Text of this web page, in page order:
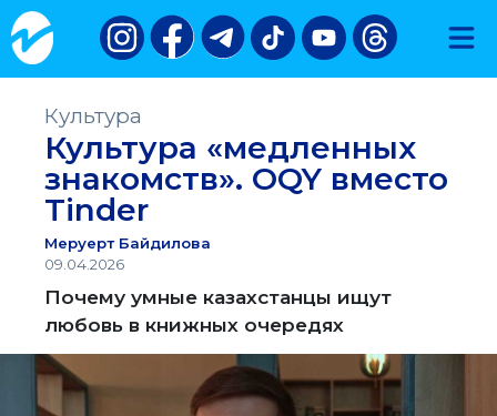
Культура
Культура «медленных
знакомств». OQY вместо
Tinder
Меруерт Байдилова
09.04.2026
Почему умные казахстанцы ищут
любовь в книжных очередях